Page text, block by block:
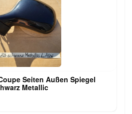
Seiten Außen Spiegel
Metallic